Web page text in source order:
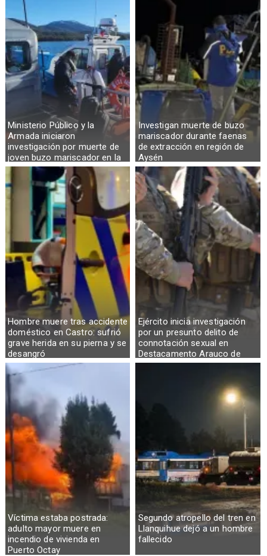
Ministerio Público y la
Armada iniciaron
investigación por muerte de
joven buzo mariscador en la
Región de Aysén
Investigan muerte de buzo
mariscador durante faenas
de extracción en región de
Aysén
Hombre muere tras accidente
doméstico en Castro: sufrió
grave herida en su pierna y se
desangró
Ejército inicia investigación
por un presunto delito de
connotación sexual en
Destacamento Arauco de
Osorno
Víctima estaba postrada:
adulto mayor muere en
incendio de vivienda en
Puerto Octay
Segundo atropello del tren en
Llanquihue dejó a un hombre
fallecido